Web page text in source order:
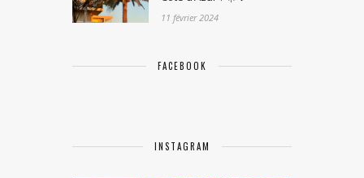
11 février 2024
FACEBOOK
INSTAGRAM